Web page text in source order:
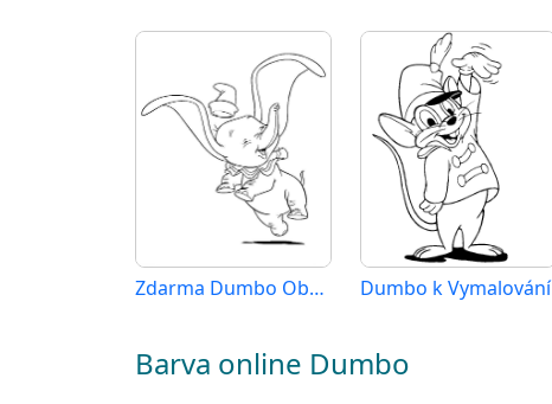
Zdarma Dumbo Obrázek Dumbo k Vymalování
Barva online Dumbo